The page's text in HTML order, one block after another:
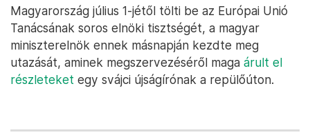
Magyarország július 1-jétől tölti be az Európai Unió
Tanácsának soros elnöki tisztségét, a magyar
miniszterelnök ennek másnapján kezdte meg
utazását, aminek megszervezéséről maga árult el
részleteket egy svájci újságírónak a repülőúton.